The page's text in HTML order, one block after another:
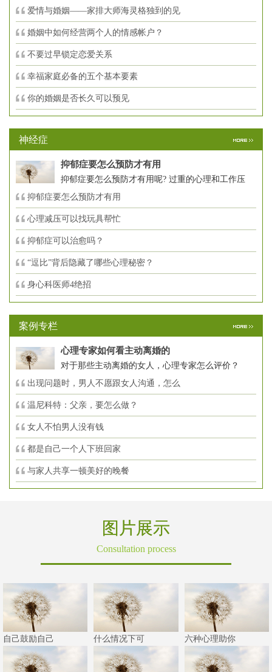
爱情与婚姻——家排大师海灵格独到的见
婚姻中如何经营两个人的情感帐户？
不要过早锁定恋爱关系
幸福家庭必备的五个基本要素
你的婚姻是否长久可以预见
神经症
抑郁症要怎么预防才有用
抑郁症要怎么预防才有用呢? 过重的心理和工作压
抑郁症要怎么预防才有用
心理减压可以找玩具帮忙
抑郁症可以治愈吗？
“逗比”背后隐藏了哪些心理秘密？
身心科医师4绝招
案例专栏
心理专家如何看主动离婚的
对于那些主动离婚的女人，心理专家怎么评价？
出现问题时，男人不愿跟女人沟通，怎么
温尼科特：父亲，要怎么做？
女人不怕男人没有钱
都是自己一个人下班回家
与家人共享一顿美好的晚餐
图片展示
Consultation process
自己鼓励自己 什么情况下可 六种心理助你